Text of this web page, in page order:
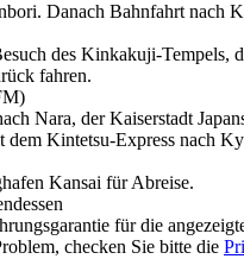
Danach Bahnfahrt nach
des Kinkakuji-
fahren.
Nara, der Kaiserstadt
Kintetsu-Express nach
Kansai für Abreise.
für die
checken Sie bitte die